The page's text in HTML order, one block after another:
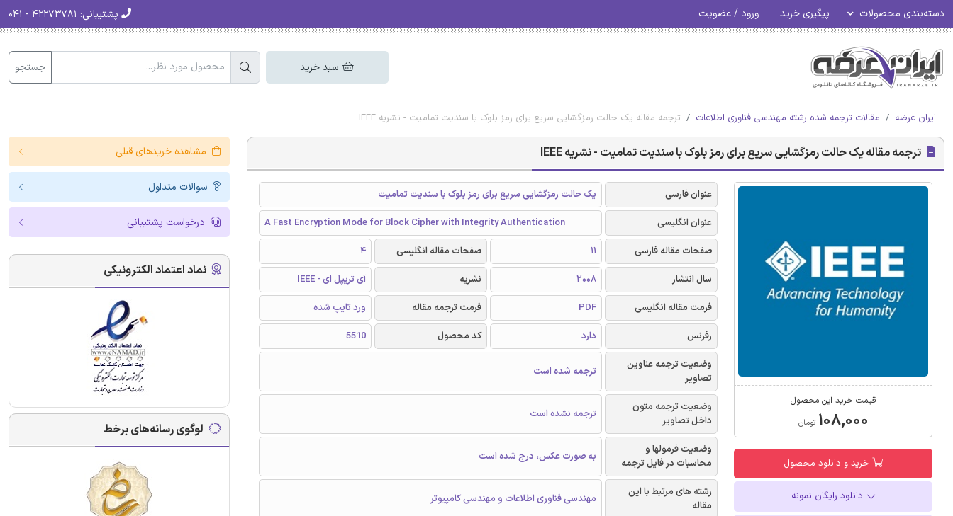
دسته‌بندی محصولات پیگیری خرید ورود / عضویت پشتیبانی:
سبد خرید جستجو
ایران عرضه مقالات ترجمه شده رشته مهندسی فناوری اطلاعات ترجمه مقاله یک حالت رمزگشایی سریع برای رمز بلوک با سندیت تمامیت - نشریه IEEE
ترجمه مقاله یک حالت رمزگشایی سریع برای رمز بلوک با سندیت تمامیت - نشریه IEEE
قیمت خرید این محصول
۱۰۸,۰۰۰ تومان
خرید و دانلود محصول
دانلود رایگان نمونه
عنوان فارسی
یک حالت رمزگشایی سریع برای رمز بلوک با سندیت تمامیت
عنوان انگلیسی
A Fast Encryption Mode for Block Cipher with Integrity Authentication
صفحات مقاله فارسی
11 صفحات مقاله انگلیسی
4
سال انتشار
2008 نشریه
آی تریپل ای - IEEE
فرمت مقاله انگلیسی
PDF فرمت ترجمه مقاله
ورد تایپ شده
رفرنس
دارد کد محصول
5510
وضعیت ترجمه عناوین
تصاویر
ترجمه شده است
وضعیت ترجمه متون
داخل تصاویر
ترجمه نشده است
وضعیت فرمولها و
محاسبات در فایل ترجمه
به صورت عکس، درج شده است
رشته های مرتبط با این
مقاله
مهندسی فناوری اطلاعات و مهندسی کامپیوتر
مشاهده خریدهای قبلی
سوالات متداول
درخواست پشتیبانی
نماد اعتماد الکترونیکی
لوگوی رسانه‌های برخط